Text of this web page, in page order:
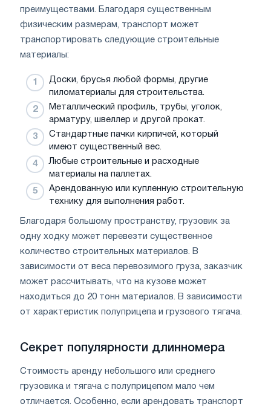
преимуществами. Благодаря существенным
физическим размерам, транспорт может
транспортировать следующие строительные
материалы:
Доски, брусья любой формы, другие
пиломатериалы для строительства.
Металлический профиль, трубы, уголок,
арматуру, швеллер и другой прокат.
Стандартные пачки кирпичей, который
имеют существенный вес.
Любые строительные и расходные
материалы на паллетах.
Арендованную или купленную строительную
технику для выполнения работ.
Благодаря большому пространству, грузовик за
одну ходку может перевезти существенное
количество строительных материалов. В
зависимости от веса перевозимого груза, заказчик
может рассчитывать, что на кузове может
находиться до 20 тонн материалов. В зависимости
от характеристик полуприцепа и грузового тягача.
Секрет популярности длинномера
Стоимость аренду небольшого или среднего
грузовика и тягача с полуприцепом мало чем
отличается. Особенно, если арендовать транспорт